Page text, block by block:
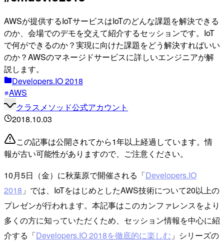
AWSが提供するIoTサービスはIoTのどんな課題を解決できる
のか、会場でのデモを交えて紹介するセッションです。IoT
で何ができるのか？実現に向けた課題をどう解決すればいい
のか？AWSのマネージドサービスに詳しいエンジニアが解
説します。
Developers.IO 2018
AWS
クラスメソッド公式アカウント
2018.10.03
この記事は公開されてから1年以上経過しています。情
報が古い可能性がありますので、ご注意ください。
10月5日（金）に秋葉原で開催される「Developers.IO
2018 」では、IoTをはじめとしたAWS技術について20以上の
プレゼンが行われます。本記事はこのカンファレンスをより
多くの方に知っていただくため、セッション情報を中心に紹
介する「Developers.IO 2018を徹底的に楽しむ 」シリーズの